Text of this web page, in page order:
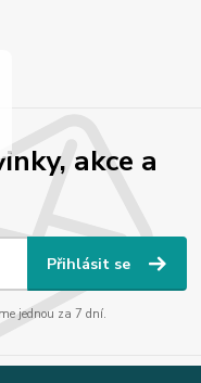
akce a
Přihlásit se
jednou za 7 dní.